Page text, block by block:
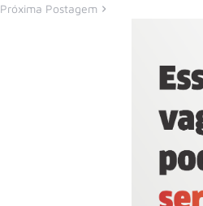
Próxima Postagem